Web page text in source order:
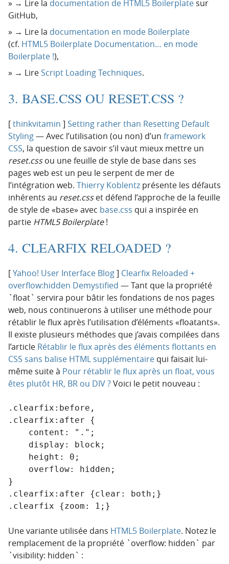
→ Lire la documentation de HTML5 Boilerplate sur
GitHub,
→ Lire la documentation en mode Boilerplate
(cf. HTML5 Boilerplate Documentation… en mode
Boilerplate !),
→ Lire Script Loading Techniques.
3. BASE.CSS OU RESET.CSS ?
[thinkvitamin ] Setting rather than Resetting Default
Styling— Avec l’utilisation (ou non) d’un framework
CSS, la question de savoir s’il vaut mieux mettre un
reset.cssou une feuille de style de base dans ses
pages web est un peu le serpent de mer de
l’intégration web. Thierry Koblentz présente les défauts
inhérents au reset.csset défend l’approche de la feuille
de style de «base» avec base.css qui a inspirée en
partie HTML5 Boilerplate!
4. CLEARFIX RELOADED ?
[Yahoo! User Interface Blog] Clearfix Reloaded +
overflow:hidden Demystified — Tant que la propriété
`float` servira pour bâtir les fondations de nos pages
web, nous continuerons à utiliser une méthode pour
rétablir le flux après l’utilisation d’éléments «floatants».
Il existe plusieurs méthodes que j’avais compilées dans
l’article Rétablir le flux après des éléments flottants en
CSS sans balise HTML supplémentaire qui faisait lui-
même suite à Pour rétablir le flux après un float, vous
êtes plutôt HR, BR ou DIV ?Voici le petit nouveau :
.clearfix:before,
.clearfix:after {
}
.clearfix:after {clear: both;}
.clearfix {zoom: 1;}
Une variante utilisée dans HTML5 Boilerplate. Notez le
remplacement de la propriété `overflow: hidden` par
`visibility: hidden` :